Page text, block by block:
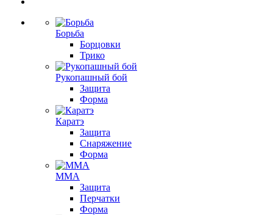
Борьба
Борцовки
Трико
Рукопашный бой
Защита
Форма
Каратэ
Защита
Снаряжение
Форма
ММА
Защита
Перчатки
Форма